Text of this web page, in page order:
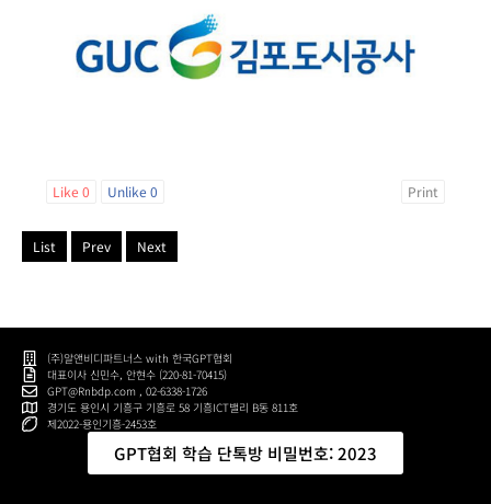
Like 0 Unlike0 Print
List Prev Next
(주)알앤비디파트너스 with 한국GPT협회
대표이사 신민수, 안현수 (220-81-70415)
GPT@Rnbdp.com , 02-6338-1726
경기도 용인시 기흥구 기흥로 58 기흥ICT밸리 B동 811호
제2022-용인기흥-2453호
GPT협회 학습 단톡방 비밀번호: 2023